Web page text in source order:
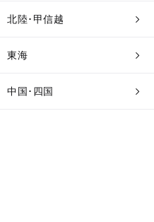
北陸･甲信越
東海
中国･四国